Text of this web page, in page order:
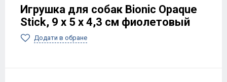
Игрушка для собак Bionic Opaque
Stick, 9 х 5 х 4,3 см фиолетовый
Додати в обране